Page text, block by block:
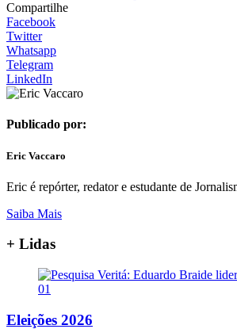
Compartilhe
Facebook
Twitter
Whatsapp
Telegram
LinkedIn
Publicado por:
Eric Vaccaro
Eric é repórter, redator e estudante de
Saiba Mais
+ Lidas
01
Eleições 2026